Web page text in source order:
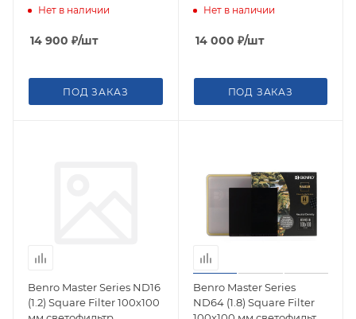
Нет в наличии
14 900 ₽/шт
ПОД ЗАКАЗ
100х150
Нет в наличии
14 000 ₽/шт
ПОД ЗАКАЗ
Benro Master Series ND16
(1.2) Square Filter 100х100
Benro Master Series
ND64 (1.8) Square Filter